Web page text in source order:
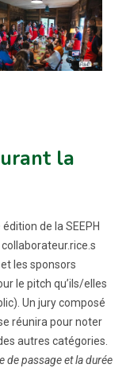
la
de la SEEPH
collaborateur.rice.s
les sponsors
le pitch qu’ils/elles
Un jury composé
réunira pour noter
autres catégories.
de passage et la durée